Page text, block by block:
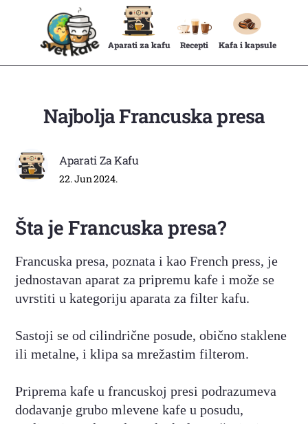
Aparati za kafu Recepti Kafa i kapsule
Najbolja Francuska presa
Aparati Za Kafu
22. Jun 2024.
Šta je Francuska presa?
Francuska presa, poznata i kao French press, je
jednostavan aparat za pripremu kafe i može se
uvrstiti u kategoriju aparata za filter kafu.
Sastoji se od cilindrične posude, obično staklene
ili metalne, i klipa sa mrežastim filterom.
Priprema kafe u francuskoj presi podrazumeva
dodavanje grubo mlevene kafe u posudu,